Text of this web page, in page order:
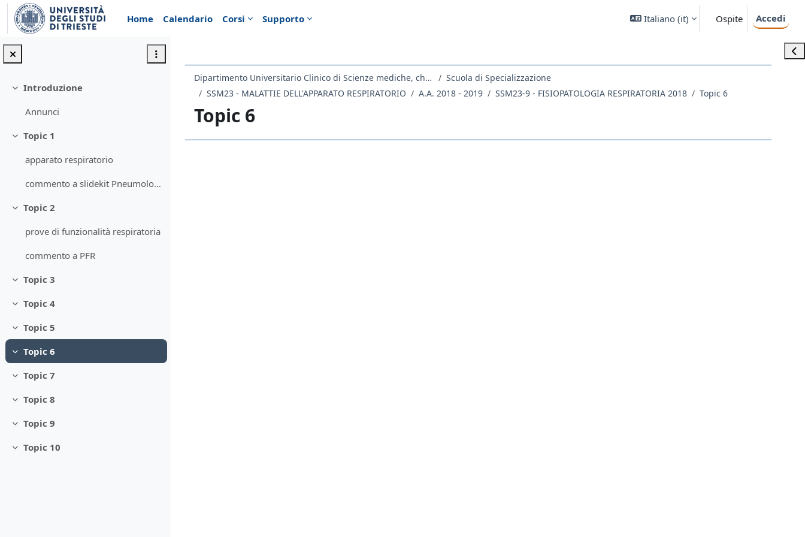
Vai al contenuto principale
Home
Calendario Corsi Supporto Italiano ‎(it)‎ Ospite Accedi
Minimizza
Introduzione
Annunci
Minimizza
Topic 1
apparato respiratorio
commento a slidekit Pneumologia
Minimizza
Topic 2
prove di funzionalità respiratoria
commento a PFR
Minimizza
Topic 3
Minimizza
Topic 4
Minimizza
Topic 5
Minimizza
Topic 6
Minimizza
Topic 7
Minimizza
Topic 8
Minimizza
Topic 9
Minimizza
Topic 10
Dipartimento Universitario Clinico di Scienze mediche, chirurgiche e della salute
Scuola di Specializzazione
SSM23 - MALATTIE DELL'APPARATO RESPIRATORIO
A.A. 2018 - 2019 SSM23-9 - FISIOPATOLOGIA RESPIRATORIA 2018 Topic 6
Topic 6